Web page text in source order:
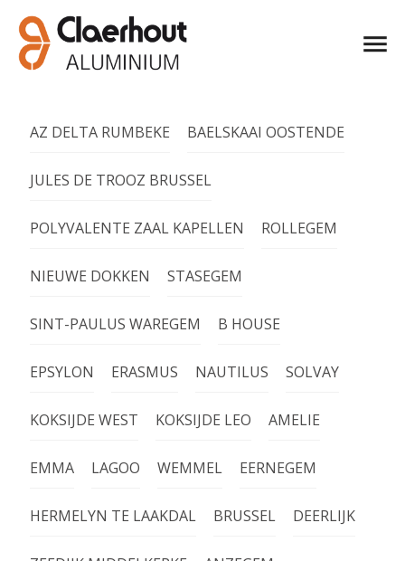
AZ DELTA RUMBEKE BAELSKAAI OOSTENDE
JULES DE TROOZ BRUSSEL
POLYVALENTE ZAAL KAPELLEN ROLLEGEM
NIEUWE DOKKEN STASEGEM
SINT-PAULUS WAREGEM B HOUSE
EPSYLON ERASMUS NAUTILUS SOLVAY
KOKSIJDE WEST KOKSIJDE LEO AMELIE
EMMA LAGOO WEMMEL EERNEGEM
HERMELYN TE LAAKDAL BRUSSEL DEERLIJK